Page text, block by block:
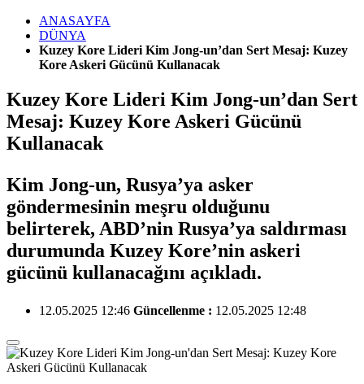
ANASAYFA
DÜNYA
Kuzey Kore Lideri Kim Jong-un’dan Sert Mesaj: Kuzey
Kore Askeri Gücünü Kullanacak
Kuzey Kore Lideri Kim Jong-un’dan Sert
Mesaj: Kuzey Kore Askeri Gücünü
Kullanacak
Kim Jong-un, Rusya’ya asker
göndermesinin meşru olduğunu
belirterek, ABD’nin Rusya’ya saldırması
durumunda Kuzey Kore’nin askeri
gücünü kullanacağını açıkladı.
12.05.2025 12:46 Güncellenme : 12.05.2025 12:48